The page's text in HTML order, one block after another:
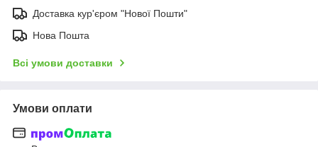
Доставка кур'єром "Нової Пошти"
Нова Пошта
Всі умови доставки
Умови оплати